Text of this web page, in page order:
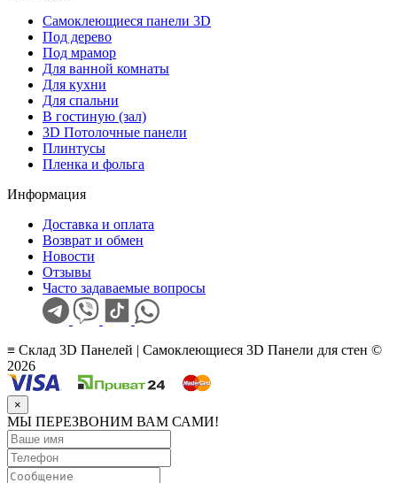
Самоклеющиеся панели 3D
Под дерево
Под мрамор
Для ванной комнаты
Для кухни
Для спальни
В гостиную (зал)
3D Потолочные панели
Плинтусы
Пленка и фольга
Информация
Доставка и оплата
Возврат и обмен
Новости
Отзывы
Часто задаваемые вопросы
≡ Склад 3D Панелей | Самоклеющиеся 3D Панели для стен ©
2026
×
МЫ ПЕРЕЗВОНИМ ВАМ САМИ!